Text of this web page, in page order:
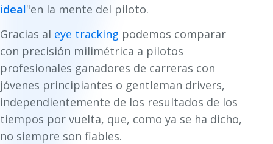
ideal"en la mente del piloto.
Gracias al eye tracking podemos comparar
con precisión milimétrica a pilotos
profesionales ganadores de carreras con
jóvenes principiantes o gentleman drivers,
independientemente de los resultados de los
tiempos por vuelta, que, como ya se ha dicho,
no siempre son fiables.